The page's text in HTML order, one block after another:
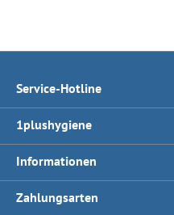
Service-Hotline
1plushygiene
Informationen
Zahlungsarten